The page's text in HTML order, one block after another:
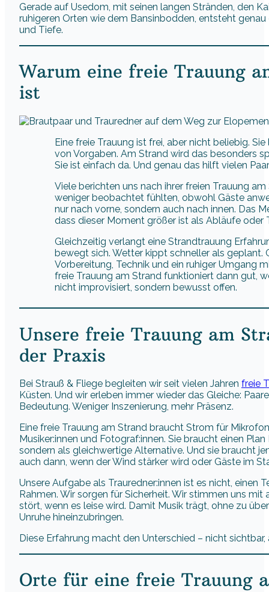
Gerade auf Usedom, mit seinen langen Stränden, den
ruhigeren Orten wie dem Bansinbodden, entsteht
und Tiefe.
Warum eine freie Trauung
ist
Eine freie Trauung ist frei, aber nicht beliebig.
von Vorgaben. Am Strand wird das besonders
Sie ist einfach da. Und genau das hilft vielen
Viele berichten uns nach ihrer freien Trauung
weniger beobachtet fühlten, obwohl Gäste
nur nach vorne, sondern auch nach innen. Das
dass dieser Moment größer ist als Abläufe oder
Gleichzeitig verlangt eine Strandtrauung
bewegt sich. Wetter kippt schneller als geplant.
Vorbereitung, Technik und ein ruhiger Umgang
freie Trauung am Strand funktioniert dann gut,
nicht improvisiert, sondern bewusst offen.
Unsere freie Trauung am
der Praxis
Bei Strauß & Fliege begleiten wir seit vielen Jahren freie
Küsten. Und wir erleben immer wieder das Gleiche:
Bedeutung. Weniger Inszenierung, mehr Präsenz.
Eine freie Trauung am Strand braucht Strom für
Musiker:innen und Fotograf:innen. Sie braucht einen
sondern als gleichwertige Alternative. Und sie braucht
auch dann, wenn der Wind stärker wird oder Gäste im
Unsere Aufgabe als Trauredner:innen ist es nicht, einen
Rahmen. Wir sorgen für Sicherheit. Wir stimmen uns
stört, wenn es leise wird. Damit Musik trägt, ohne zu
Unruhe hineinzubringen.
Diese Erfahrung macht den Unterschied – nicht sichtbar,
Orte für eine freie Trauung